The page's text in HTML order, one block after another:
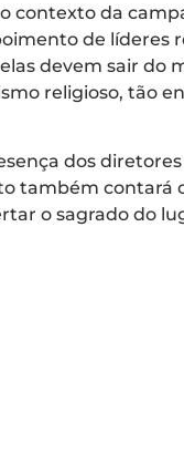
contexto da
de líderes
devem sair do
religioso, tão
dos
também contará
o sagrado do